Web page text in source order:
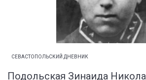
СЕВАСТОПОЛЬСКИЙ ДНЕВНИК
Подольская Зинаида